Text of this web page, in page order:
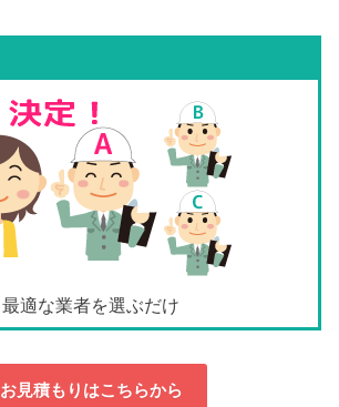
最適な業者を選ぶだけ
お見積もりはこちらから